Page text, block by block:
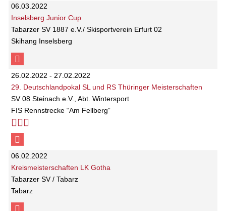
06.03.2022
Inselsberg Junior Cup
Tabarzer SV 1887 e.V./ Skisportverein Erfurt 02
Skihang Inselsberg
26.02.2022 - 27.02.2022
29. Deutschlandpokal SL und RS Thüringer Meisterschaften
SV 08 Steinach e.V., Abt. Wintersport
FIS Rennstrecke “Am Fellberg”
06.02.2022
Kreismeisterschaften LK Gotha
Tabarzer SV / Tabarz
Tabarz